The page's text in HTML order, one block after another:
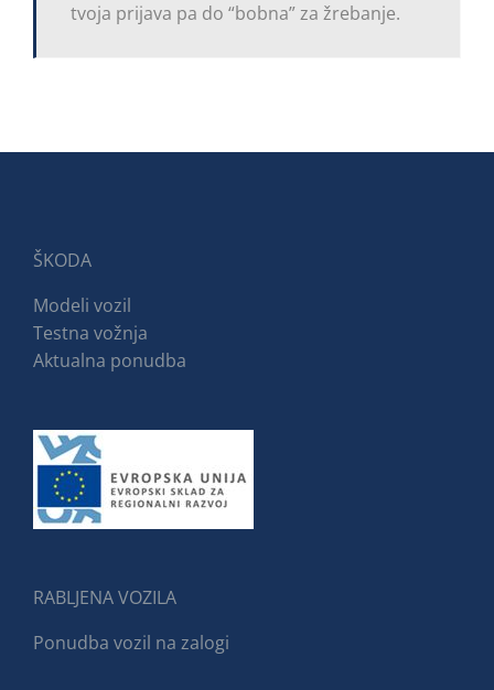
tvoja prijava pa do “bobna” za žrebanje.
ŠKODA
Modeli vozil
Testna vožnja
Aktualna ponudba
RABLJENA VOZILA
Ponudba vozil na zalogi